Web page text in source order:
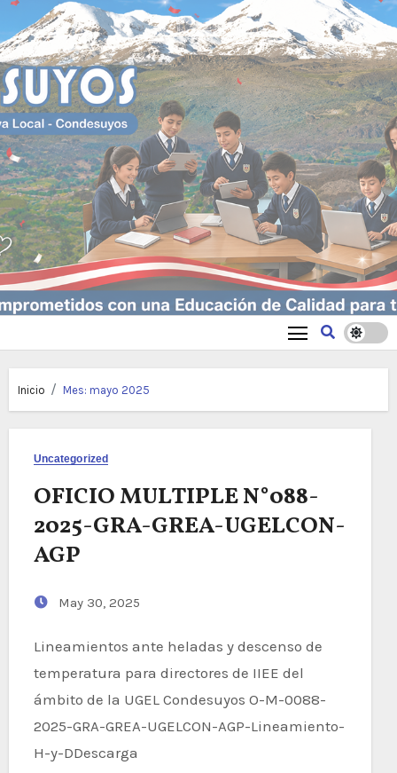
Inicio Mes: mayo 2025
Uncategorized
OFICIO MULTIPLE N°088-
2025-GRA-GREA-UGELCON-
AGP
May 30, 2025
Lineamientos ante heladas y descenso de
temperatura para directores de IIEE del
ámbito de la UGEL Condesuyos O-M-0088-
2025-GRA-GREA-UGELCON-AGP-Lineamiento-
H-y-DDescarga